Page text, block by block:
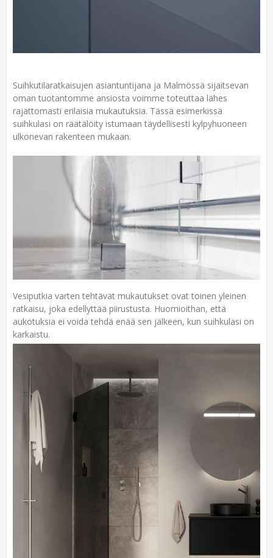
Suihkutilaratkaisujen asiantuntijana ja Malmössä sijaitsevan
oman tuotantomme ansiosta voimme toteuttaa lähes
rajattomasti erilaisia mukautuksia. Tässä esimerkissä
suihkulasi on räätälöity istumaan täydellisesti kylpyhuoneen
ulkonevan rakenteen mukaan.
Vesiputkia varten tehtävät mukautukset ovat toinen yleinen
ratkaisu, joka edellyttää piirustusta. Huomioithan, että
aukotuksia ei voida tehdä enää sen jälkeen, kun suihkulasi on
karkaistu.